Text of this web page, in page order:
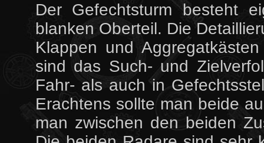
Der Gefechtsturm besteht
blanken Oberteil. Die
Klappen und
sind das Such- und
Fahr- als auch in
Erachtens sollte man beide
man zwischen den beiden